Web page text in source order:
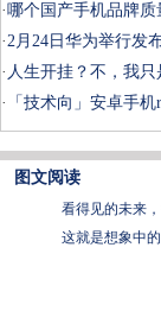
·哪个国产手机品牌质
·2月24日华为举行发
· 人生开挂？不，我只
·
「技术向」安卓手
图文阅读
看得见的未来
这就是想象中